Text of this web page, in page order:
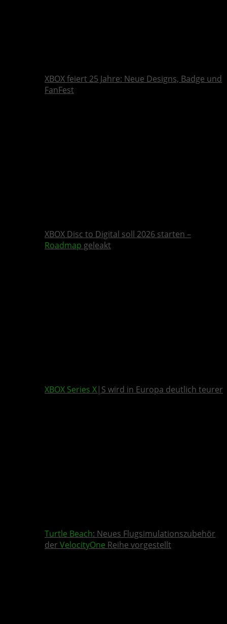
XBOX feiert 25 Jahre: Neue Designs, Badge und
FanFest
XBOX Disc to Digital soll 2026 starten –
Roadmap geleakt
XBOX Series X|S wird in Europa deutlich teurer
Turtle Beach: Neues Flugsimulationszubehör
der VelocityOne Reihe vorgestellt